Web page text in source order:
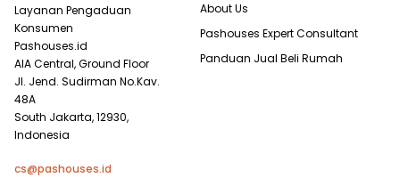
Layanan Pengaduan
Konsumen
Pashouses.id
AIA Central, Ground Floor
Jl. Jend. Sudirman No.Kav.
48A
South Jakarta, 12930,
Indonesia
cs@pashouses.id
About Us
Pashouses Expert Consultant
Panduan Jual Beli Rumah